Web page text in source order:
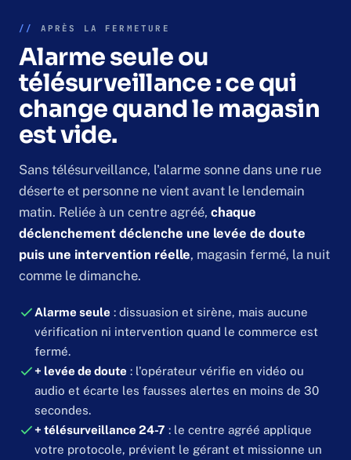
// APRÈS LA FERMETURE
Alarme seule ou
télésurveillance : ce qui
change quand le magasin
est vide.
Sans télésurveillance, l'alarme sonne dans une rue
déserte et personne ne vient avant le lendemain
matin. Reliée à un centre agréé, chaque
déclenchement déclenche une levée de doute
puis une intervention réelle, magasin fermé, la nuit
comme le dimanche.
Alarme seule : dissuasion et sirène, mais aucune
vérification ni intervention quand le commerce est
fermé.
+ levée de doute : l'opérateur vérifie en vidéo ou
audio et écarte les fausses alertes en moins de 30
secondes.
+ télésurveillance 24-7 : le centre agréé applique
votre protocole, prévient le gérant et missionne un